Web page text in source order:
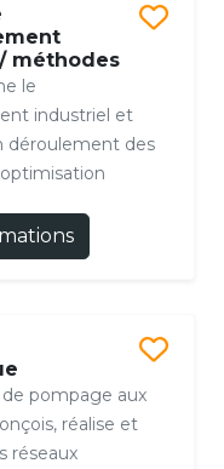
méthodes
le
industriel et
déroulement des
pompage aux
réalise et
réseaux